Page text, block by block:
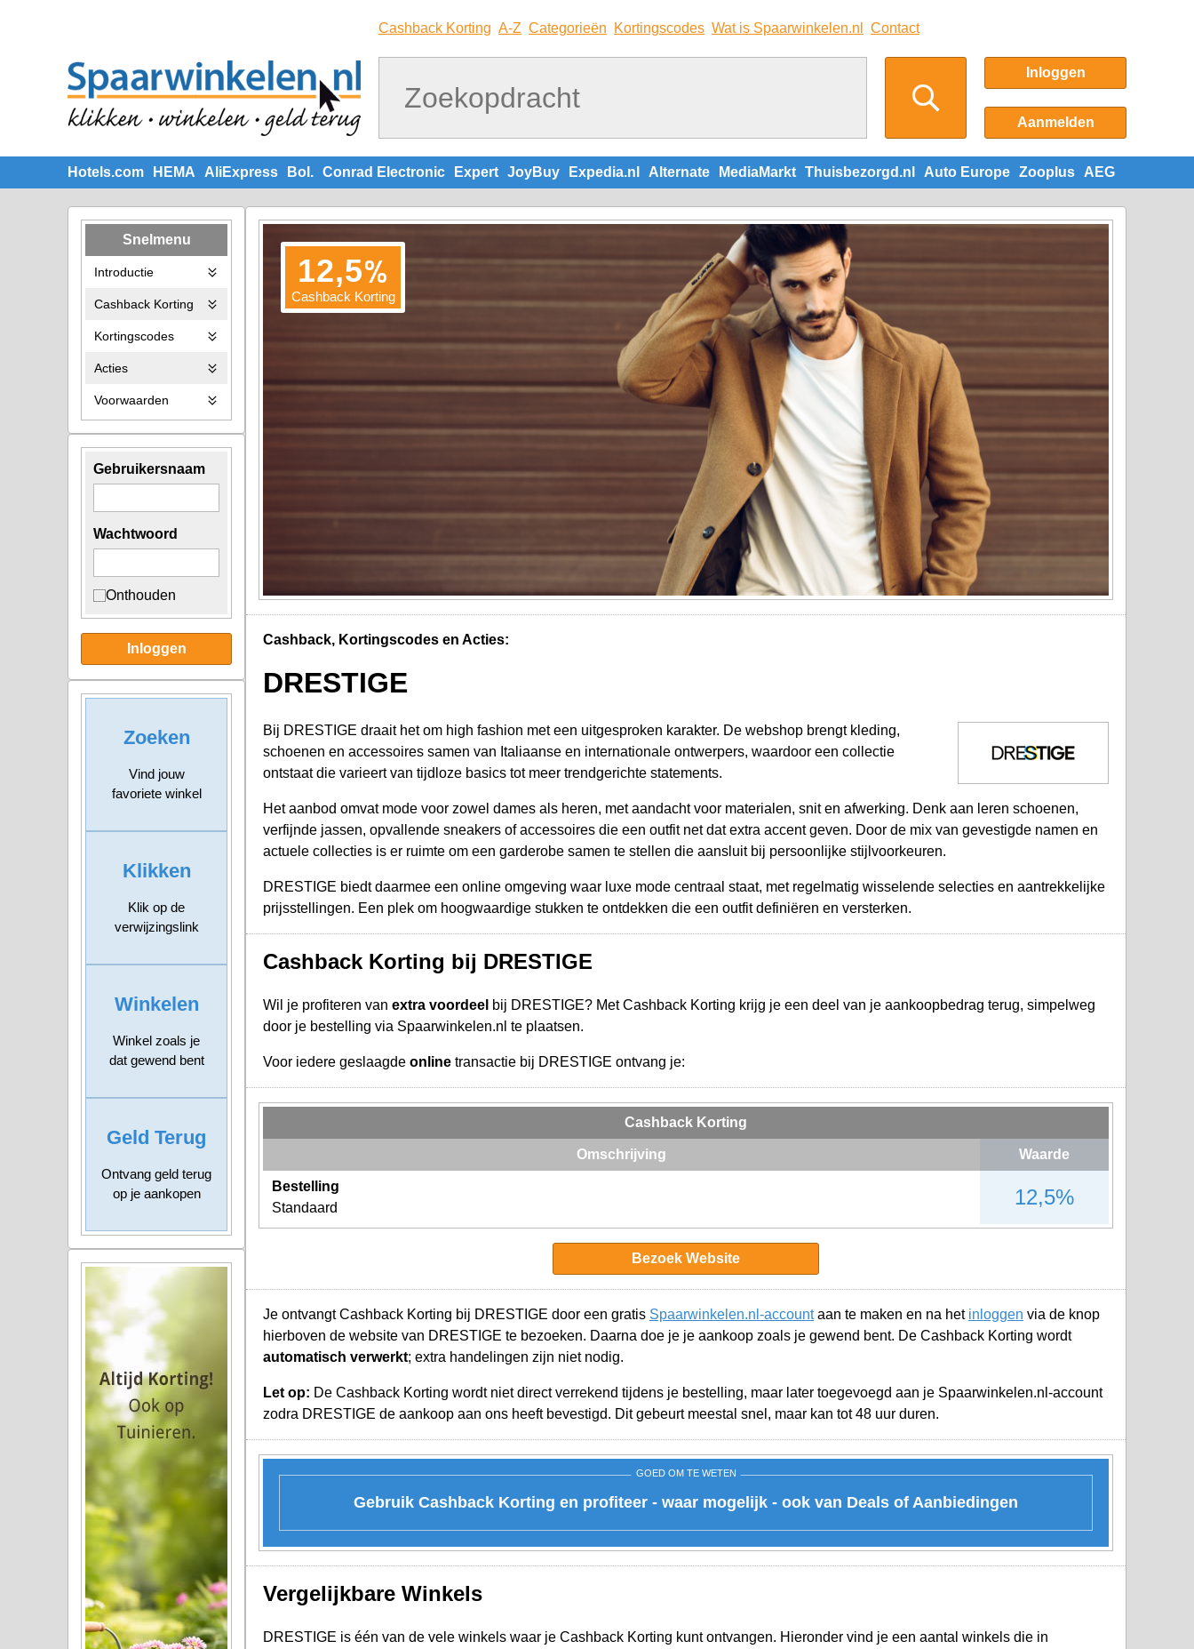
Cashback Korting A-Z Categorieën Kortingscodes Wat is Spaarwinkelen.nl Contact
Inloggen
Aanmelden
Hotels.com HEMA AliExpress Bol. Conrad Electronic Expert JoyBuy Expedia.nl Alternate MediaMarkt Thuisbezorgd.nl Auto Europe Zooplus AEG
Snelmenu
Introductie
Cashback Korting
Kortingscodes
Acties
Voorwaarden
Gebruikersnaam
Wachtwoord
Onthouden
Inloggen
Zoeken
Vind jouw
favoriete winkel
Klikken
Klik op de
verwijzingslink
Winkelen
Winkel zoals je
dat gewend bent
Geld Terug
Ontvang geld terug
op je aankopen
12,5%
Cashback Korting
Cashback, Kortingscodes en Acties:
DRESTIGE
Bij DRESTIGE draait het om high fashion met een uitgesproken karakter. De webshop brengt kleding,
schoenen en accessoires samen van Italiaanse en internationale ontwerpers, waardoor een collectie
ontstaat die varieert van tijdloze basics tot meer trendgerichte statements.
Het aanbod omvat mode voor zowel dames als heren, met aandacht voor materialen, snit en afwerking. Denk aan leren schoenen,
verfijnde jassen, opvallende sneakers of accessoires die een outfit net dat extra accent geven. Door de mix van gevestigde namen en
actuele collecties is er ruimte om een garderobe samen te stellen die aansluit bij persoonlijke stijlvoorkeuren.
DRESTIGE biedt daarmee een online omgeving waar luxe mode centraal staat, met regelmatig wisselende selecties en aantrekkelijke
prijsstellingen. Een plek om hoogwaardige stukken te ontdekken die een outfit definiëren en versterken.
Cashback Korting bij DRESTIGE
Wil je profiteren van extra voordeel bij DRESTIGE? Met Cashback Korting krijg je een deel van je aankoopbedrag terug, simpelweg
door je bestelling via Spaarwinkelen.nl te plaatsen.
Voor iedere geslaagde online transactie bij DRESTIGE ontvang je:
Cashback Korting
Omschrijving Waarde
Bestelling
Standaard
12,5%
Bezoek Website
Je ontvangt Cashback Korting bij DRESTIGE door een gratis Spaarwinkelen.nl-accountaan te maken en na het inloggen via de knop
hierboven de website van DRESTIGE te bezoeken. Daarna doe je je aankoop zoals je gewend bent. De Cashback Korting wordt
automatisch verwerkt; extra handelingen zijn niet nodig.
Let op: De Cashback Korting wordt niet direct verrekend tijdens je bestelling, maar later toegevoegd aan je Spaarwinkelen.nl-account
zodra DRESTIGE de aankoop aan ons heeft bevestigd. Dit gebeurt meestal snel, maar kan tot 48 uur duren.
GOED OM TE WETEN
Gebruik Cashback Korting en profiteer - waar mogelijk - ook van Deals of Aanbiedingen
Vergelijkbare Winkels
DRESTIGE is één van de vele winkels waar je Cashback Korting kunt ontvangen. Hieronder vind je een aantal winkels die in